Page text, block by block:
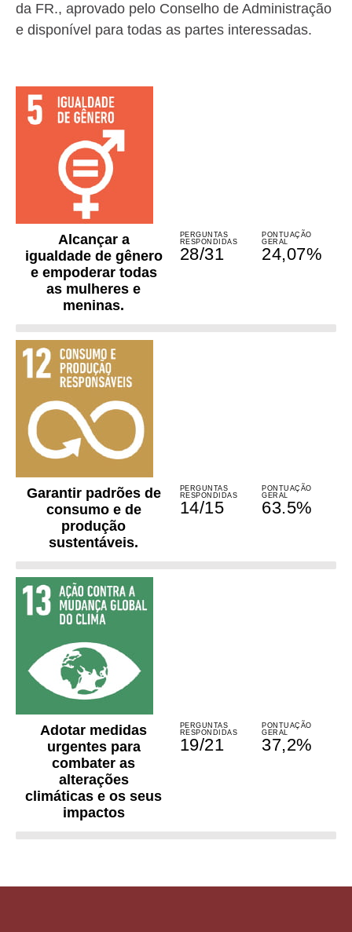
da FR., aprovado pelo Conselho de Administração
e disponível para todas as partes interessadas.
Alcançar a
igualdade de gênero
e empoderar todas
as mulheres e
meninas.
PERGUNTAS
RESPONDIDAS
28/31
PONTUAÇÃO
GERAL
24,07%
Garantir padrões de
consumo e de
produção
sustentáveis.
PERGUNTAS
RESPONDIDAS
14/15
PONTUAÇÃO
GERAL
63.5%
Adotar medidas
urgentes para
combater as
alterações
climáticas e os seus
impactos
PERGUNTAS
RESPONDIDAS
19/21
PONTUAÇÃO
GERAL
37,2%